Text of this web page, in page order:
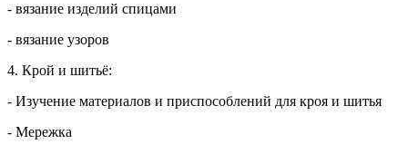
- вязание изделий спицами
- вязание узоров
4. Крой и шитьё:
- Изучение материалов и приспособлений для кроя и шитья
- Мережка